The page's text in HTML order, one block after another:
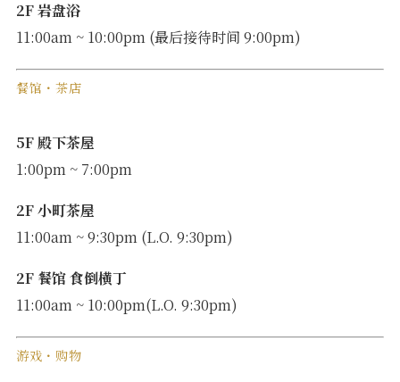
2F 岩盘浴
11:00am ~ 10:00pm (最后接待时间 9:00pm)
餐馆・茶店
5F 殿下茶屋
1:00pm ~ 7:00pm
2F 小町茶屋
11:00am ~ 9:30pm (L.O. 9:30pm)
2F 餐馆 食倒横丁
11:00am ~ 10:00pm(L.O. 9:30pm)
游戏・购物